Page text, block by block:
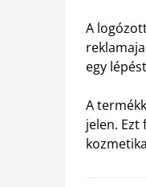
A
egy
A
jelen.